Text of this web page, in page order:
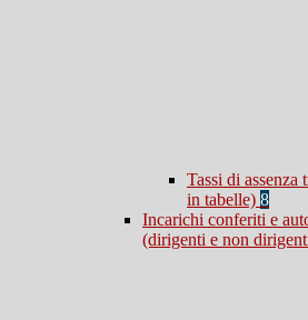
Tassi di assenza
in tabelle) 8
Incarichi conferiti e
(dirigenti e non